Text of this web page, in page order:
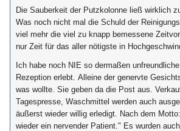
Die Sauberkeit der Putzkolonne ließ wirklich
Was noch nicht mal die Schuld der
viel mehr die viel zu knapp bemessene
nur Zeit für das aller nötigste in
Ich habe noch NIE so dermaßen
Rezeption erlebt. Alleine der genervte
was wollte. Sie geben da die Post aus.
Tagespresse, Waschmittel werden auch
äußerst wieder willig erledigt. Nach dem
wieder ein nervender Patient." Es wurden